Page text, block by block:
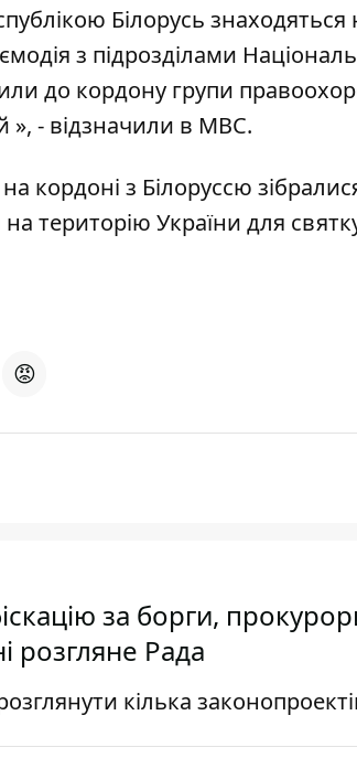
Білорусь
з підрозділами
до кордону групи
», - відзначили в МВС.
кордоні з Білоруссю
територію України для
😡
за борги,
розгляне Рада
кілька